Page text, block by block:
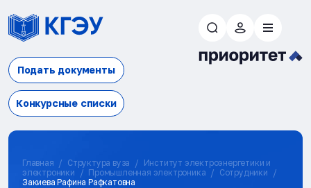
Подать документы
Конкурсные списки
Главная Структура вуза
Институт электроэнергетики и
электроники
Промышленная электроника
Сотрудники
Закиева Рафина Рафкатовна